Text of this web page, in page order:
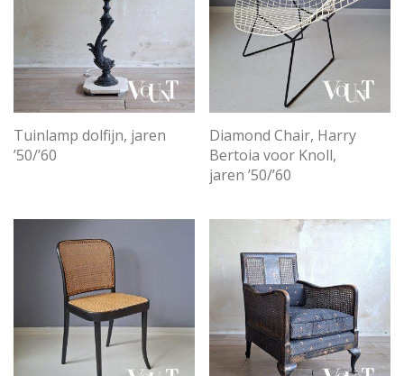
Tuinlamp dolfijn, jaren
’50/’60
Diamond Chair, Harry
Bertoia voor Knoll,
jaren ’50/’60